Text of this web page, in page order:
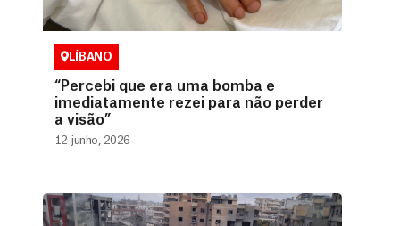
LÍBANO
“Percebi que era uma bomba e
imediatamente rezei para não perder
a visão”
12 junho, 2026